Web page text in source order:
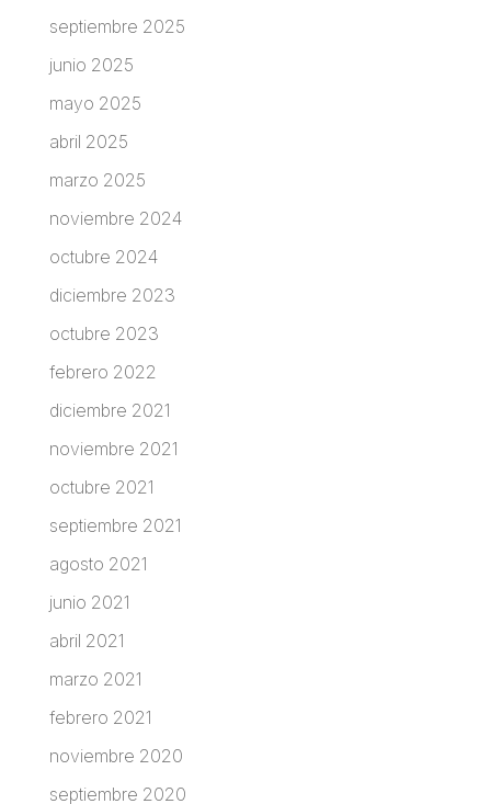
septiembre 2025
junio 2025
mayo 2025
abril 2025
marzo 2025
noviembre 2024
octubre 2024
diciembre 2023
octubre 2023
febrero 2022
diciembre 2021
noviembre 2021
octubre 2021
septiembre 2021
agosto 2021
junio 2021
abril 2021
marzo 2021
febrero 2021
noviembre 2020
septiembre 2020